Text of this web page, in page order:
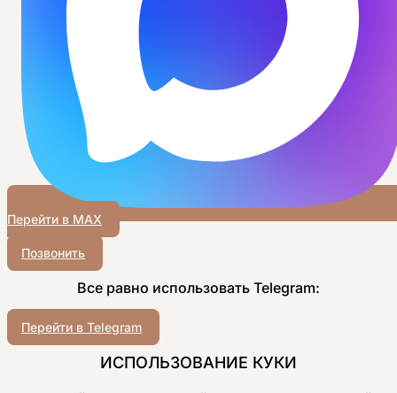
Перейти в MAX
Позвонить
Все равно использовать Telegram:
Перейти в Telegram
ИСПОЛЬЗОВАНИЕ КУКИ